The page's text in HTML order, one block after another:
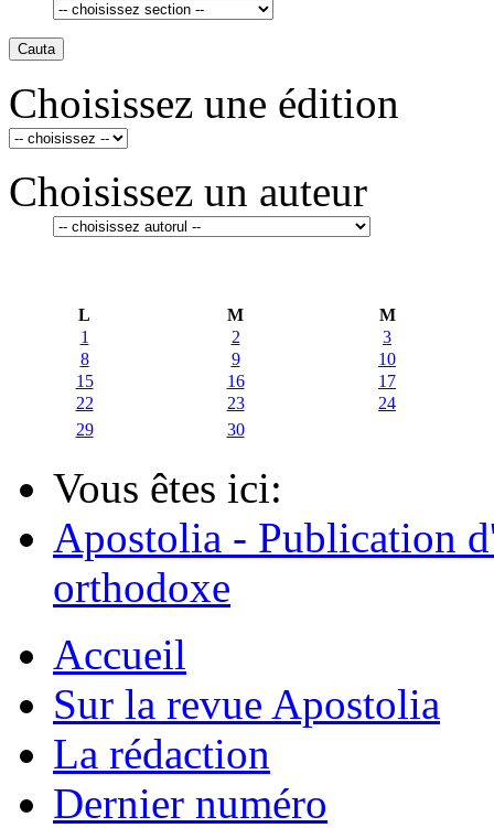
Cauta
Choisissez une édition
Choisissez un auteur
L M
M
1
2
3
8
9
10
15
16
17
22
23
24
29
30
Vous êtes ici:
Apostolia - Publication
orthodoxe
Accueil
Sur la revue Apostolia
La rédaction
Dernier numéro